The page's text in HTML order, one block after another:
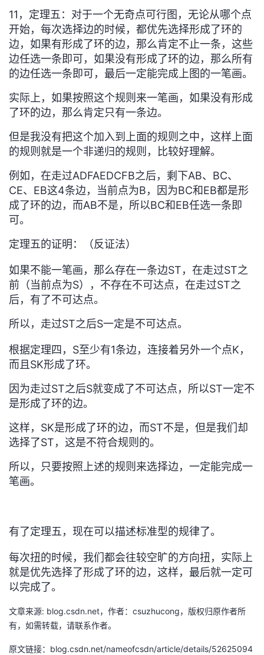
11，定理五： 对于一个无奇点可行图， 无论从哪个点
开始，每次选择边的时候，都优先选择形成了环的
边，如果有形成了环的边，那么肯定不止一条，这些
边任选一条即可，如果没有形成了环的边，那么所有
的边任选一条即可， 最后一定能完成上图的一笔画。
实际上，如果按照这个规则来一笔画， 如果没有形成
了环的边，那么肯定只有一条边。
但是我没有把这个加入到上面的规则之中，这样上面
的规则就是一个非递归的规则，比较好理解。
例如，在走过ADFAEDCFB之后，剩下AB、BC、
CE、EB这4条边，当前点为B，因为BC和EB都是形
成了环的边，而AB不是，所以BC和EB任选一条即
可。
定理五的证明：（反证法）
如果不能一笔画，那么存在一条边ST，在走过ST之
前（当前点为S），不存在不可达点，在走过ST之
后，有了不可达点。
所以， 走过ST之后S一定是不可达点。
根据定理四，S至少有1条边，连接着另外一个点K，
而且SK形成了环。
因为走过ST之后S就变成了不可达点，所以ST一定不
是形成了环的边。
这样，SK是形成了环的边，而ST不是，但是我们却
选择了ST，这是不符合规则的。
所以，只要按照上述的规则来选择边，一定能完成一
笔画。
有了定理五，现在可以描述标准型的规律了。
每次扭的时候，我们都会往较空旷的方向扭，实际上
就是优先选择了形成了环的边，这样，最后就一定可
以完成了。
文章来源: blog.csdn.net，作者：csuzhucong，版权归原作者所
有，如需转载，请联系作者。
原文链接：blog.csdn.net/nameofcsdn/article/details/52625094